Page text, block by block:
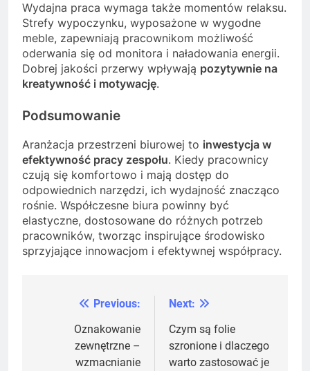
Wydajna praca wymaga także momentów relaksu.
Strefy wypoczynku, wyposażone w wygodne
meble, zapewniają pracownikom możliwość
oderwania się od monitora i naładowania energii.
Dobrej jakości przerwy wpływają pozytywnie na
kreatywność i motywację.
Podsumowanie
Aranżacja przestrzeni biurowej to inwestycja w
efektywność pracy zespołu. Kiedy pracownicy
czują się komfortowo i mają dostęp do
odpowiednich narzędzi, ich wydajność znacząco
rośnie. Współczesne biura powinny być
elastyczne, dostosowane do różnych potrzeb
pracowników, tworząc inspirujące środowisko
sprzyjające innowacjom i efektywnej współpracy.
Nawigacja
wpisu
Previous:
Oznakowanie
zewnętrzne –
wzmacnianie
Next:
Czym są folie
szronione i dlaczego
warto zastosować je